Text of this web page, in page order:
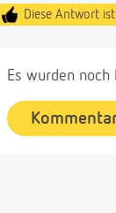
Diese Antwort
Es wurden